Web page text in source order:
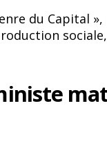
du Capital